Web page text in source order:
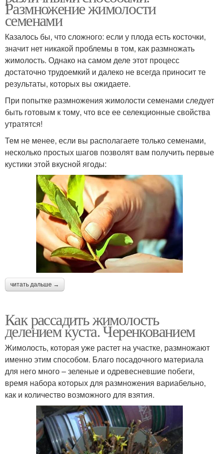
Размножение жимолости
семенами
Казалось бы, что сложного: если у плода есть косточки,
значит нет никакой проблемы в том, как размножать
жимолость. Однако на самом деле этот процесс
достаточно трудоемкий и далеко не всегда приносит те
результаты, которых вы ожидаете.
При попытке размножения жимолости семенами следует
быть готовым к тому, что все ее селекционные свойства
утратятся!
Тем не менее, если вы располагаете только семенами,
несколько простых шагов позволят вам получить первые
кустики этой вкусной ягоды:
читать дальше →
Как рассадить жимолость
делением куста. Черенкованием
Жимолость, которая уже растет на участке, размножают
именно этим способом. Благо посадочного материала
для него много – зеленые и одревесневшие побеги,
время набора которых для размножения вариабельно,
как и количество возможного для взятия.